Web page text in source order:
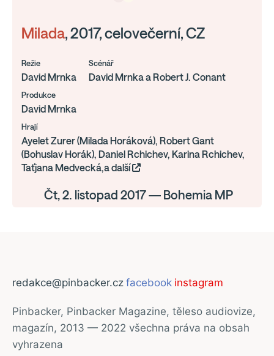
Milada, 2017, celovečerní, CZ
Režie
David Mrnka
Scénář
David Mrnka a Robert J. Conant
Produkce
David Mrnka
Hrají
Ayelet Zurer (Milada Horáková), Robert Gant
(Bohuslav Horák), Daniel Rchichev, Karina Rchichev,
Taťjana Medvecká,a další
Čt, 2. listopad 2017 — Bohemia MP
redakce@pinbacker.cz facebook instagram
Pinbacker, Pinbacker Magazine, těleso audiovize,
magazín, 2013 — 2022 všechna práva na obsah
vyhrazena